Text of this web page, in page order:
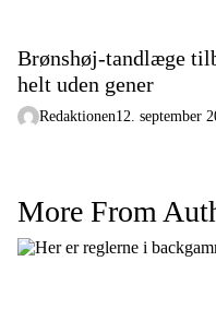
Brønshøj-tandlæge
helt uden gener
Redaktionen12. september
More From